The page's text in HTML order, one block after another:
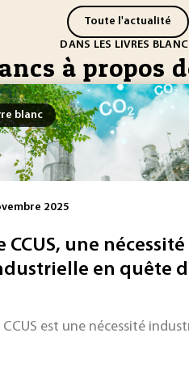
Toute l'actualité
DANS LES LIVRES
à propos
? Retour les initiatives et les
blanc
2025
CCUS, une nécessité
en quête
CCUS est une nécessité